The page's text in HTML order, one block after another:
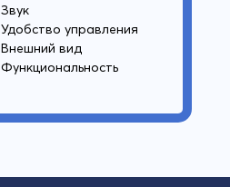
Звук
Удобство управления
Внешний вид
Функциональность